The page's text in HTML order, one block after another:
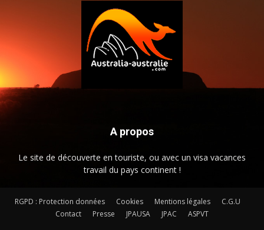
A propos
Le site de découverte en touriste, ou avec un visa vacances
travail du pays continent !
RGPD : Protection données Cookies Mentions légales
C.G.U
Contact
Presse JPAUSA JPAC ASPVT